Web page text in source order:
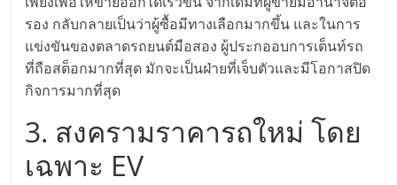
รน
ไชส์"
"ศูนย์
รวม
รอง กลับกลายเป็นว่าผู้ซื้อมีทางเลือกมากขึ้น และในการ
แข่งขันของตลาดรถยนต์มือสอง ผู้ประกออบการเต็นท์รถ
ที่ถือสต็อกมากที่สุด มักจะเป็นฝ่ายที่เจ็บตัวและมีโอกาสปิด
กิจการมากที่สุด
3. สงครามราคารถใหม่ โดย
เฉพาะ EV